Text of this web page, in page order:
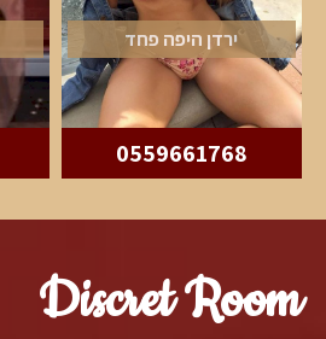
ירדן היפה פחד
0559661768
Discret Room